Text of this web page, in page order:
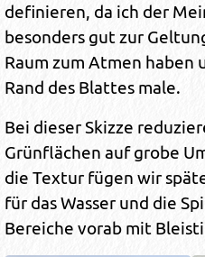
definieren, da ich der
besonders gut zur
Raum zum Atmen haben
Rand des Blattes male.
Bei dieser Skizze
Grünflächen auf grobe
die Textur fügen wir
für das Wasser und die
Bereiche vorab mit